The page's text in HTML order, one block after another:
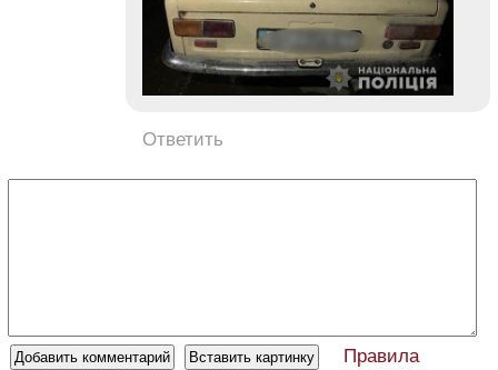
Ответить
Правила